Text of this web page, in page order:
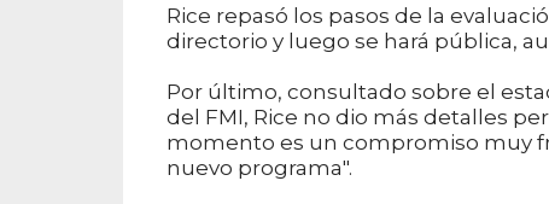
Rice repasó los pasos de la
directorio y luego se hará pública,
Por último, consultado sobre el
del FMI, Rice no dio más detalles
momento es un compromiso muy
nuevo programa".